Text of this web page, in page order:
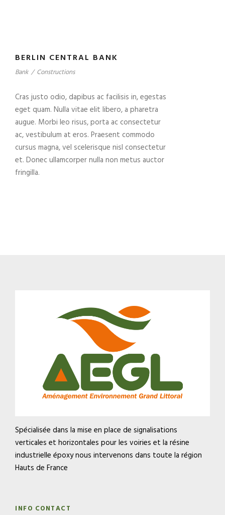
BERLIN CENTRAL BANK
Bank / Constructions
Cras justo odio, dapibus ac facilisis in, egestas
eget quam. Nulla vitae elit libero, a pharetra
augue. Morbi leo risus, porta ac consectetur
ac, vestibulum at eros. Praesent commodo
cursus magna, vel scelerisque nisl consectetur
et. Donec ullamcorper nulla non metus auctor
fringilla.
Spécialisée dans la mise en place de signalisations
verticales et horizontales pour les voiries et la résine
industrielle époxy nous intervenons dans toute la région
Hauts de France
INFO CONTACT